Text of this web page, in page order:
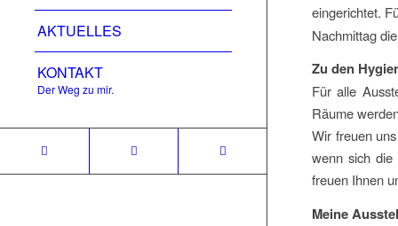
AKTUELLES
KONTAKT
Der Weg zu mir.
eingerichtet.
Nachmittag
Zu den
Für alle
Räume
Wir freuen
wenn sich die
freuen Ihnen
Meine